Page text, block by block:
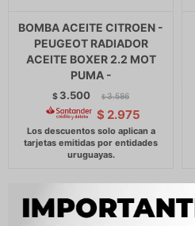
BOMBA ACEITE CITROEN -
PEUGEOT RADIADOR
ACEITE BOXER 2.2 MOT
PUMA -
$ 3.500 $ 3.586
$ 2.975